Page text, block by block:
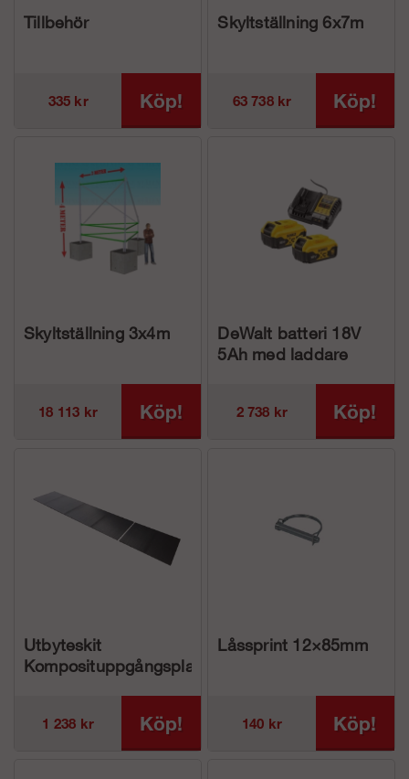
Tillbehör
335 kr Köp!
Skyltställning 6x7m
63 738 kr Köp!
Skyltställning 3x4m
18 113 kr Köp!
DeWalt batteri 18V
5Ah med laddare
2 738 kr Köp!
Utbyteskit
Komposituppgångsplattform
1 238 kr Köp!
Låssprint 12×85mm
140 kr Köp!